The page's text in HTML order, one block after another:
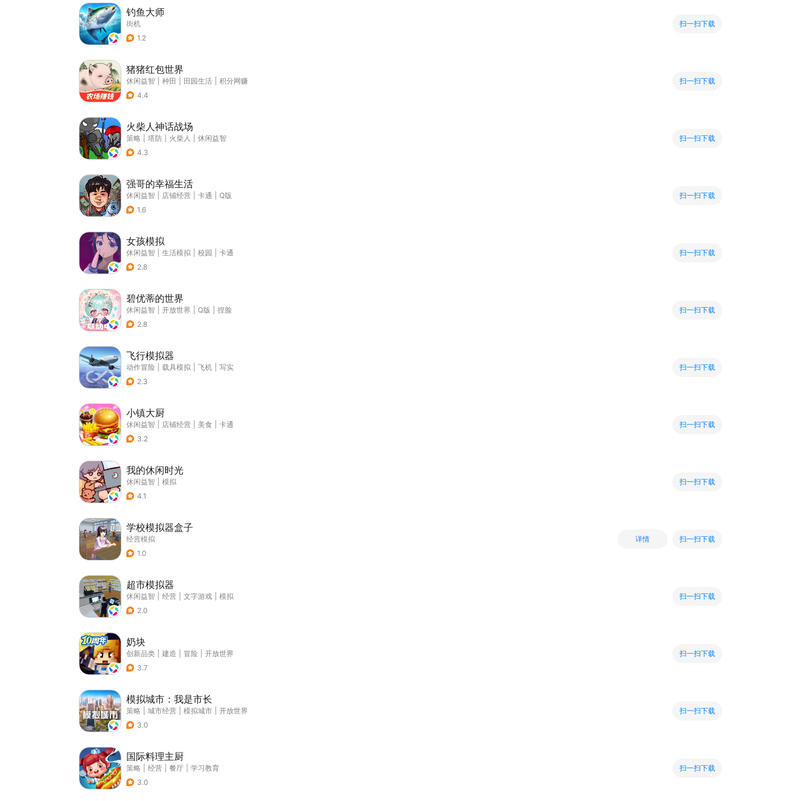
钓鱼大师
街机
1.2
扫一扫下载
猪猪红包世界
休闲益智 种田 田园生活
积分网赚
4.4
扫一扫下载
火柴人神话战场
策略 塔防 火柴人
休闲益智
4.3
扫一扫下载
强哥的幸福生活
休闲益智 店铺经营 卡通
Q版
1.6
扫一扫下载
女孩模拟
休闲益智 生活模拟 校园
卡通
2.8
扫一扫下载
碧优蒂的世界
休闲益智 开放世界 Q版
捏脸
2.8
扫一扫下载
飞行模拟器
动作冒险 载具模拟 飞机
写实
2.3
扫一扫下载
小镇大厨
休闲益智 店铺经营 美食
卡通
3.2
扫一扫下载
我的休闲时光
休闲益智
模拟
4.1
扫一扫下载
学校模拟器盒子
经营模拟
1.0
详情 扫一扫下载
超市模拟器
休闲益智 经营 文字游戏
模拟
2.0
扫一扫下载
奶块
创新品类 建造 冒险
开放世界
3.7
扫一扫下载
模拟城市：我是市长
策略 城市经营 模拟城市
开放世界
3.0
扫一扫下载
国际料理主厨
策略 经营 餐厅
学习教育
3.0
扫一扫下载